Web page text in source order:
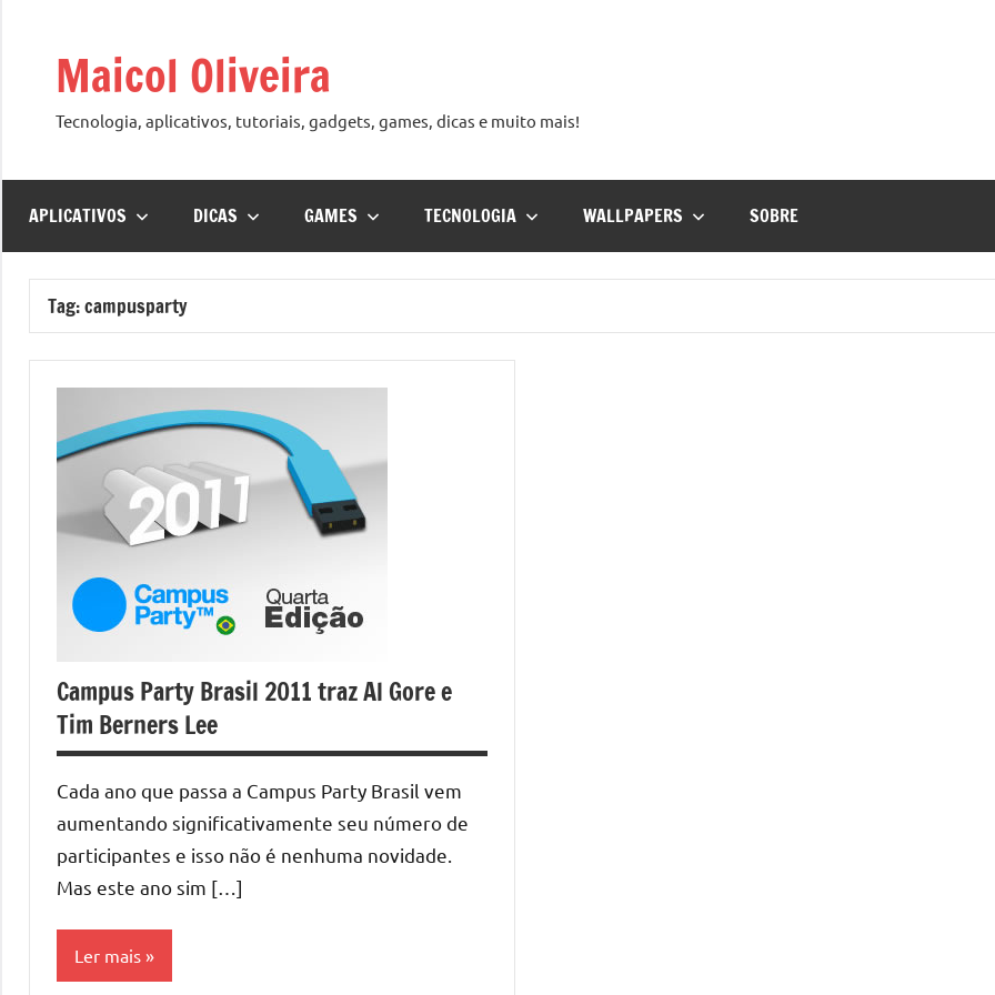
Maicol Oliveira
Tecnologia, aplicativos, tutoriais, gadgets, games, dicas e muito mais!
APLICATIVOS DICAS GAMES TECNOLOGIA WALLPAPERS SOBRE
Tag:campusparty
Campus Party Brasil 2011 traz Al Gore e
Tim Berners Lee
Cada ano que passa a Campus Party Brasil vem
aumentando significativamente seu número de
participantes e isso não é nenhuma novidade.
Mas este ano sim […]
Ler mais